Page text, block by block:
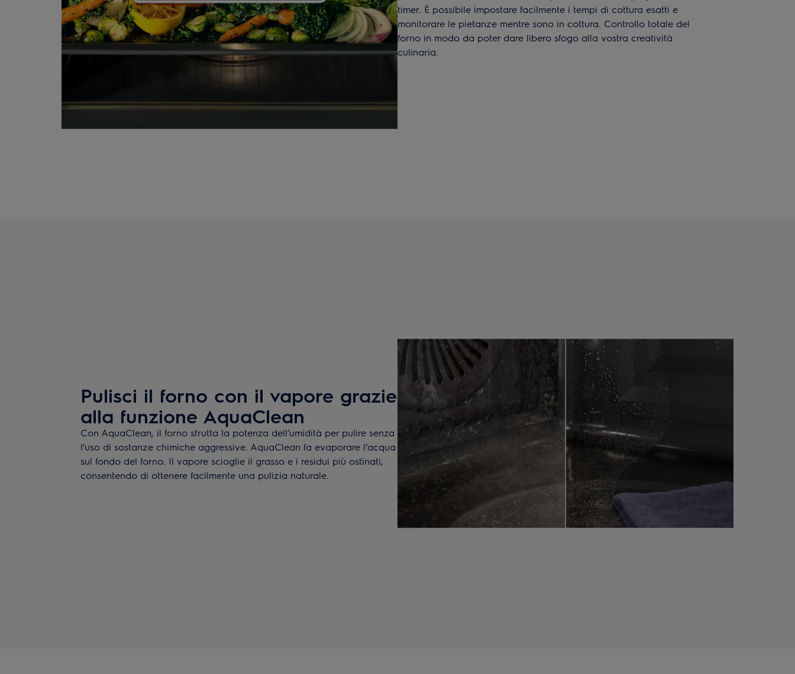
timer. È possibile impostare facilmente i tempi di cottura esatti e
monitorare le pietanze mentre sono in cottura. Controllo totale del
forno in modo da poter dare libero sfogo alla vostra creatività
culinaria.
Pulisci il forno con il vapore grazie
alla funzione AquaClean
Con AquaClean, il forno sfrutta la potenza dell’umidità per pulire senza
l’uso di sostanze chimiche aggressive. AquaClean fa evaporare l’acqua
sul fondo del forno. Il vapore scioglie il grasso e i residui più ostinati,
consentendo di ottenere facilmente una pulizia naturale.